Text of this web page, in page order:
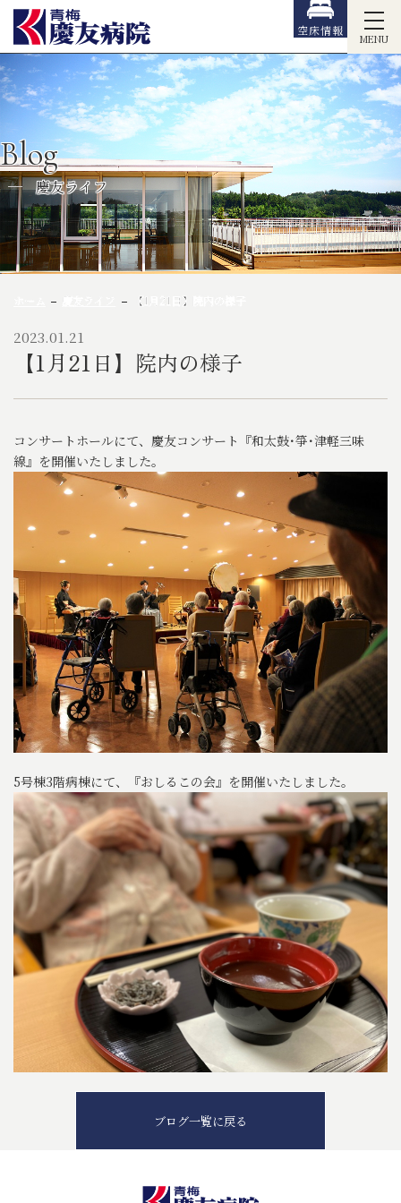
MENU
空床情報
Blog
慶友ライフ
【1月21日】院内の様子
2023.01.21
【1月21日】院内の様子
コンサートホールにて、慶友コンサート『和太鼓･箏･津軽三味
線』を開催いたしました。
5号棟3階病棟にて、『おしるこの会』を開催いたしました。
ブログ一覧に戻る